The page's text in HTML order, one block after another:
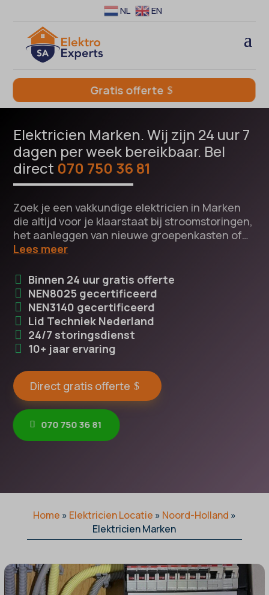
NL EN
Gratis offerte
Elektricien Marken. Wij zijn 24 uur 7
dagen per week bereikbaar. Bel
direct 070 750 36 81
Zoek je een vakkundige elektricien in Marken
die altijd voor je klaarstaat bij stroomstoringen,
het aanleggen van nieuwe groepenkasten of…
Lees meer
Binnen 24 uur gratis offerte
NEN8025 gecertificeerd
NEN3140 gecertificeerd
Lid Techniek Nederland
24/7 storingsdienst
10+ jaar ervaring
Direct gratis offerte
070 750 36 81
Home » Elektricien Locatie » Noord-Holland »
Elektricien Marken